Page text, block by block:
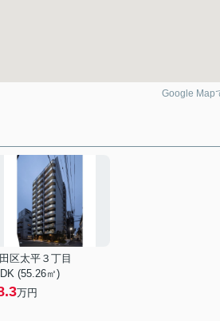
Google Map
区太平３丁目
(55.26㎡)
万円